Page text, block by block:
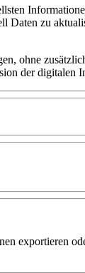
Daten zu
ohne
der digitalen
exportieren